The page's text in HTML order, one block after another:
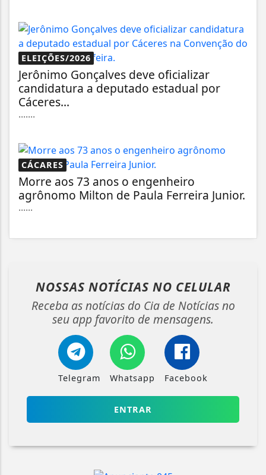
ELEIÇÕES/2026
Jerônimo Gonçalves deve oficializar
candidatura a deputado estadual por
Cáceres...
.......
CÁCARES
Morre aos 73 anos o engenheiro
agrônomo Milton de Paula Ferreira Junior.
......
NOSSAS NOTÍCIAS NO CELULAR
Receba as notícias do Cia de Notícias no
seu app favorito de mensagens.
Telegram Whatsapp Facebook
ENTRAR